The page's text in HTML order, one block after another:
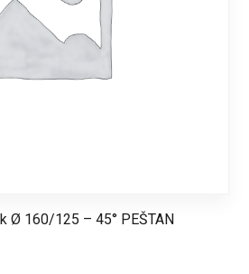
Ø 160/125 – 45° PEŠTAN